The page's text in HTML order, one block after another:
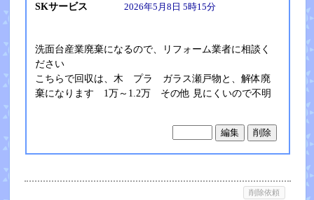
SKサービス
2026年5月8日 5時15分
洗面台産業廃棄になるので、リフォーム業者に相談く
ださい
こちらで回収は、木 プラ ガラス瀬戸物と、解体廃
棄になります 1万～1.2万 その他 見にくいので不明
削除依頼